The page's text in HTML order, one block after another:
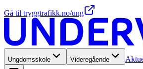
Gå til tryggtrafikk.no/ung
Ungdomsskole Videregående